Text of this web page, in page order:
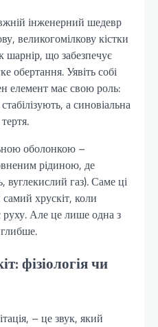
інженерний шедевр
великогомілкову кістки
що забезпечує
обертання. Уявіть собі
елемент має свою роль:
а синовіальна
оболонкою –
рідиною, де
вуглекислий газ). Саме ці
хрускіт, коли
руху. Але це лише одна з
фізіологія чи
– це звук, який